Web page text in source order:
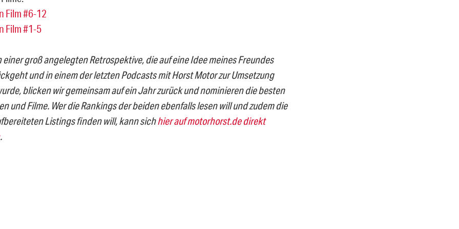
Film #6-12
Film #1-5
einer groß angelegten Retrospektive, die auf eine Idee meines Freundes
und in einem der letzten Podcasts mit Horst Motor zur Umsetzung
blicken wir gemeinsam auf ein Jahr zurück und nominieren die besten
und Filme. Wer die Rankings der beiden ebenfalls lesen will und zudem die
Listings finden will, kann sichhier auf motorhorst.de direkt
.